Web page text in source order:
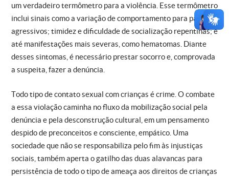
um verdadeiro termômetro para a violência. Esse termômetro
inclui sinais como a variação de comportamento para padrões
agressivos; timidez e dificuldade de socialização repentinas; e
até manifestações mais severas, como hematomas. Diante
desses sintomas, é necessário prestar socorro e, comprovada
a suspeita, fazer a denúncia.
Todo tipo de contato sexual com crianças é crime. O combate
a essa violação caminha no fluxo da mobilização social pela
denúncia e pela desconstrução cultural, em um pensamento
despido de preconceitos e consciente, empático. Uma
sociedade que não se responsabiliza pelo fim às injustiças
sociais, também aperta o gatilho das duas alavancas para
persistência de todo o tipo de ameaça aos direitos de crianças